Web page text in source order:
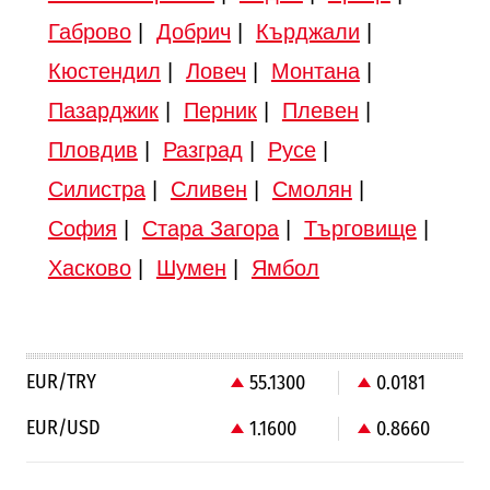
Габрово| Добрич Кърджали
Кюстендил
Ловеч Монтана|
Пазарджик| Перник| Плевен
Пловдив
Разград Русе|
Силистра| Сливен Смолян
София
Стара Загора| Търговище|
Хасково| Шумен Ямбол
EUR/TRY 55.1300
0.0181
EUR/USD
1.1600 0.8660